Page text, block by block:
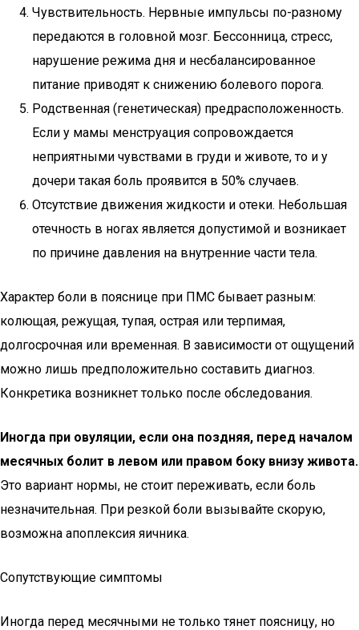
Чувствительность. Нервные импульсы по-разному
передаются в головной мозг. Бессонница, стресс,
нарушение режима дня и несбалансированное
питание приводят к снижению болевого порога.
Родственная (генетическая) предрасположенность.
Если у мамы менструация сопровождается
неприятными чувствами в груди и животе, то и у
дочери такая боль проявится в 50% случаев.
Отсутствие движения жидкости и отеки. Небольшая
отечность в ногах является допустимой и возникает
по причине давления на внутренние части тела.
Характер боли в пояснице при ПМС бывает разным:
колющая, режущая, тупая, острая или терпимая,
долгосрочная или временная. В зависимости от ощущений
можно лишь предположительно составить диагноз.
Конкретика возникнет только после обследования.
Иногда при овуляции, если она поздняя, перед началом
месячных болит в левом или правом боку внизу живота.
Это вариант нормы, не стоит переживать, если боль
незначительная. При резкой боли вызывайте скорую,
возможна апоплексия яичника.
Сопутствующие симптомы
Иногда перед месячными не только тянет поясницу, но